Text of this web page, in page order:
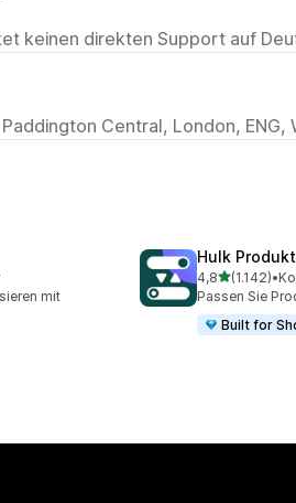
keinen direkten Support auf
Central, London, ENG,
mit
Hulk
4,8von 5
(1.142)
1142 •
Passen Sie
Built for